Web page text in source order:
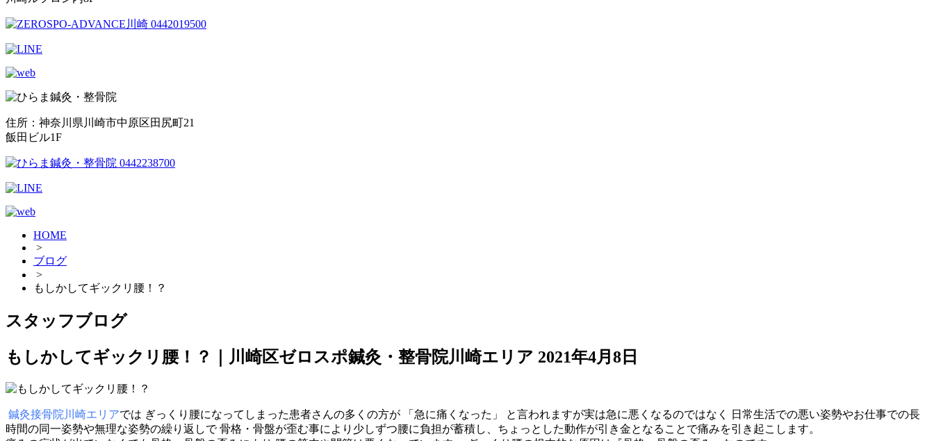
住所：神奈川県川崎市中原区田尻町21
飯田ビル1F
HOME
>
ブログ
>
もしかしてギックリ腰！？
スタッフブログ
もしかしてギックリ腰！？｜川崎区ゼロスポ鍼灸・整骨院川崎エリア 2021年4月8日
鍼灸接骨院川崎エリアでは ぎっくり腰になってしまった患者さんの多くの方が 「急に痛くなった」 と言われますが実は急に悪くなるのではなく 日常生活での悪い姿勢やお仕事での長
時間の同一姿勢や無理な姿勢の繰り返しで 骨格・骨盤が歪む事により少しずつ腰に負担が蓄積し、ちょっとした動作が引き金となることで痛みを引き起こします。